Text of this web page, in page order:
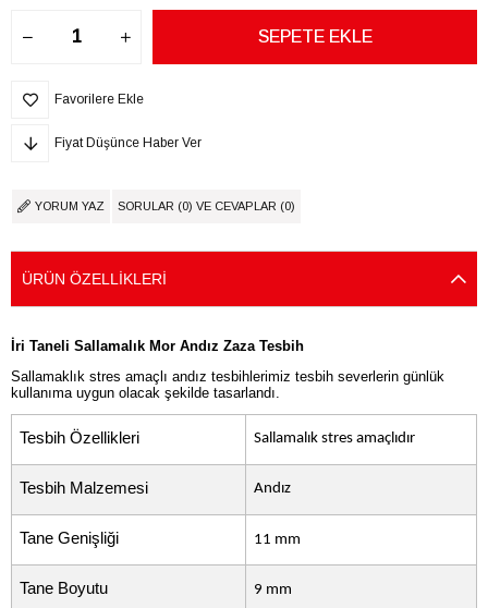
Favorilere Ekle
Fiyat Düşünce Haber Ver
YORUM YAZ SORULAR (0) VE CEVAPLAR (0)
ÜRÜN ÖZELLIKLERI
İri Taneli Sallamalık Mor Andız Zaza Tesbih
Sallamaklık stres amaçlı andız tesbihlerimiz tesbih severlerin günlük
kullanıma uygun olacak şekilde tasarlandı.
Tesbih Özellikleri Sallamalık stres amaçlıdır
Tesbih Malzemesi Andız
Tane Genişliği 11 mm
Tane Boyutu 9 mm